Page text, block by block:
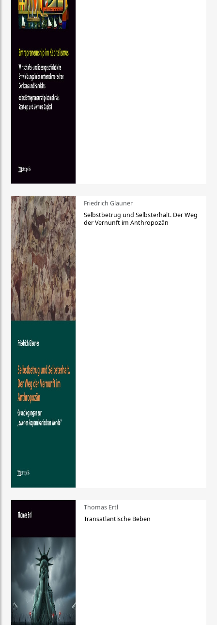
Friedrich Glauner
Selbstbetrug und Selbsterhalt. Der Weg
der Vernunft im Anthropozän
Thomas Ertl
Transatlantische Beben